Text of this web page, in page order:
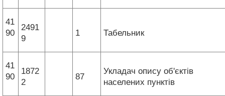
41
90
2491
9
1 Табельник
41
90
1872
2
87
Укладач опису об'єктів
населених пунктів